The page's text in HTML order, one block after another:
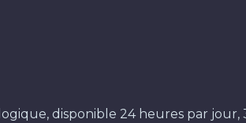
disponible 24 heures par jour,